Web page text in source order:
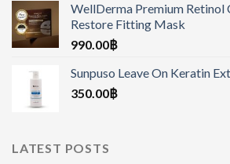
WellDerma Premium Retinol
Restore Fitting Mask
990.00฿
Sunpuso Leave On Keratin
350.00฿
LATEST POSTS